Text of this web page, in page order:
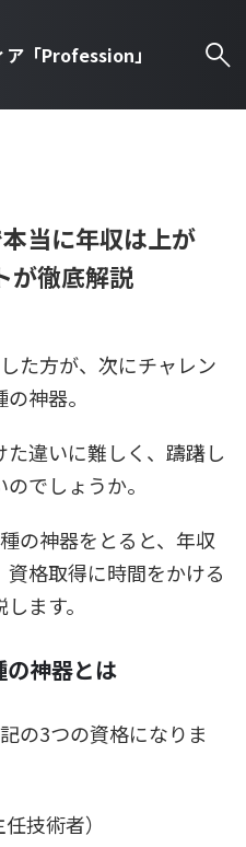
「Profession」
当に年収は上が
が徹底解説
た方が、次にチャレン
神器。
違いに難しく、躊躇し
でしょうか。
の神器をとると、年収
格取得に時間をかける
ます。
の神器とは
の3つの資格になりま
技術者）